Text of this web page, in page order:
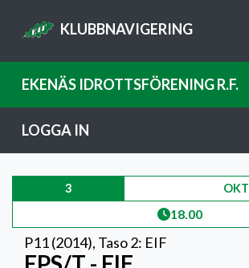
KLUBBNAVIGERING
EKENÄS IDROTTSFÖRENING R.F.
LOGGA IN
3 OKT
18.00
P11 (2014), Taso 2: EIF